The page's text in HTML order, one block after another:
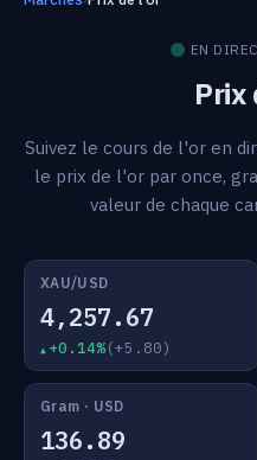
EN
Prix
Suivez le cours de l'or en
le prix de l'or par once,
valeur de chaque
XAU/USD
4,257.67
+0.14%(+5.80)
Gram · USD
136.89